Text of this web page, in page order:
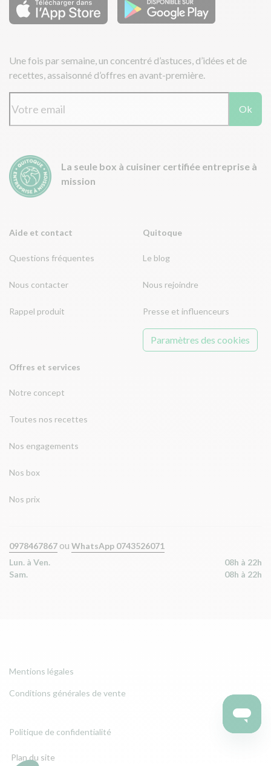
Aide et contact
Questions fréquentes
Nous contacter
Rappel produit
Offres et services
Notre concept
Toutes nos recettes
Nos engagements
Nos box
Nos prix
Quitoque
Le blog
Nous rejoindre
Presse et influenceurs
Paramètres des cookies
Une fois par semaine, un concentré d’astuces, d’idées et de
recettes, assaisonné d’offres en avant-première.
Ok
La seule box à cuisiner certifiée entreprise à
mission
0978467867 ou WhatsApp 0743526071
Lun. à Ven.
08h à 22h
Sam.
08h à 22h
Mentions légales
Conditions générales de vente
Politique de confidentialité
Plan du site